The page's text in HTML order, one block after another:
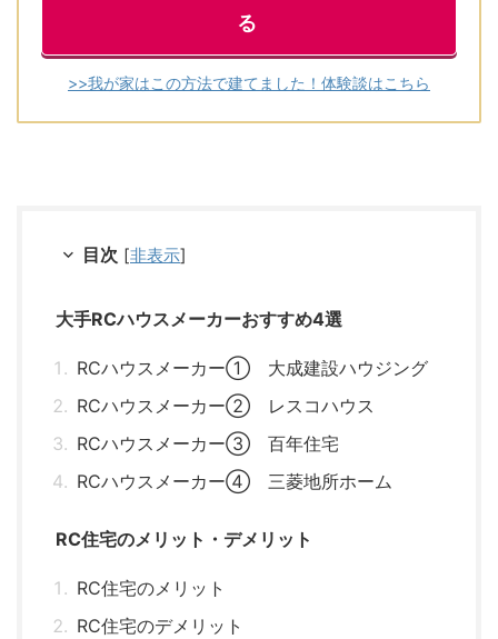
る
>>我が家はこの方法で建てました！体験談はこちら
目次 [非表示]
大手RCハウスメーカーおすすめ4選
RCハウスメーカー① 大成建設ハウジング
RCハウスメーカー② レスコハウス
RCハウスメーカー③ 百年住宅
RCハウスメーカー④ 三菱地所ホーム
RC住宅のメリット・デメリット
RC住宅のメリット
RC住宅のデメリット